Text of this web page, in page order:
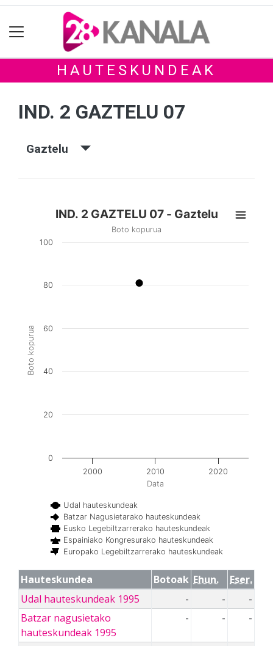
HAUTESKUNDEAK
IND. 2 GAZTELU 07
Gaztelu
Data
Boto kopurua
IND. 2 GAZTELU 07 - Gaztelu
Boto kopurua
Udal hauteskundeak
Batzar Nagusietarako hauteskundeak
Eusko Legebiltzarrerako hauteskundeak
Espainiako Kongresurako hauteskundeak
Europako Legebiltzarrerako hauteskundeak
2000 2010 2020
0
20
40
60
80
100
Hauteskundea Botoak Ehun.
Eser.
Udal hauteskundeak 1995
- -
-
Batzar nagusietako
hauteskundeak 1995
- - -